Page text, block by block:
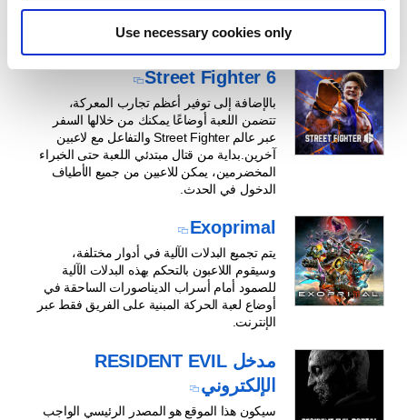
Use necessary cookies only
Street Fighter 6
بالإضافة إلى توفير أعظم تجارب المعركة،
تتضمن اللعبة أوضاعًا يمكنك من خلالها السفر
عبر عالم Street Fighter والتفاعل مع لاعبين
آخرين.بداية من قتال مبتدئي اللعبة حتى الخبراء
المخضرمين، يمكن للاعبين من جميع الأطياف
الدخول في الحدث.
Exoprimal
يتم تجميع البدلات الآلية في أدوار مختلفة،
وسيقوم اللاعبون بالتحكم بهذه البدلات الآلية
للصمود أمام أسراب الديناصورات الساحقة في
أوضاع لعبة الحركة المبنية على الفريق فقط عبر
الإنترنت.
مدخل RESIDENT EVIL
الإلكتروني
سيكون هذا الموقع هو المصدر الرئيسي الواجب